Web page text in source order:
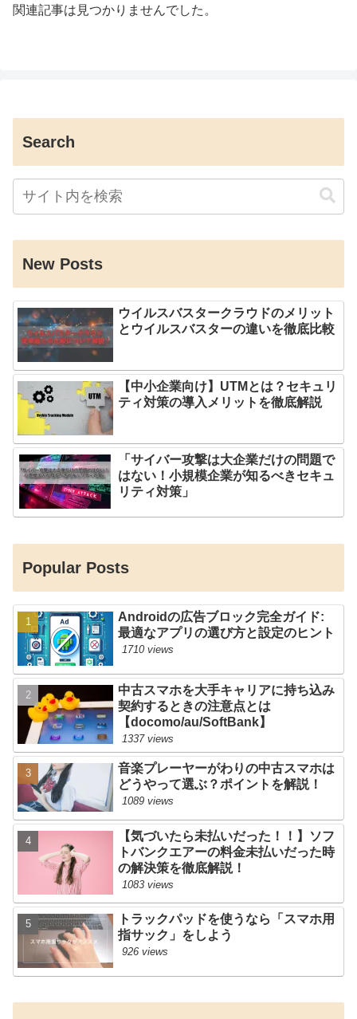
関連記事は見つかりませんでした。
Search
New Posts
ウイルスバスタークラウドのメリット
とウイルスバスターの違いを徹底比較
【中小企業向け】UTMとは？セキュリ
ティ対策の導入メリットを徹底解説
「サイバー攻撃は大企業だけの問題で
はない！小規模企業が知るべきセキュ
リティ対策」
Popular Posts
Androidの広告ブロック完全ガイド:
最適なアプリの選び方と設定のヒント
1710 views
中古スマホを大手キャリアに持ち込み
契約するときの注意点とは
【docomo/au/SoftBank】
1337 views
音楽プレーヤーがわりの中古スマホは
どうやって選ぶ？ポイントを解説！
1089 views
【気づいたら未払いだった！！】ソフ
トバンクエアーの料金未払いだった時
の解決策を徹底解説！
1083 views
トラックパッドを使うなら「スマホ用
指サック」をしよう
926 views